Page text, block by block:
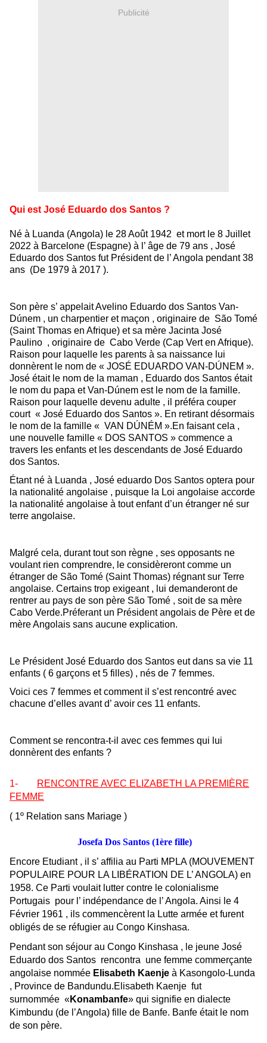
Publicité
Qui est José Eduardo dos Santos ?
Né à Luanda (Angola) le 28 Août 1942 et mort le 8 Juillet
2022 à Barcelone (Espagne) à l’ âge de 79 ans , José
Eduardo dos Santos fut Président de l’ Angola pendant 38
ans (De 1979 à 2017 ).
Son père s’ appelait Avelino Eduardo dos Santos Van-
Dúnem , un charpentier et maçon , originaire de São Tomé
(Saint Thomas en Afrique) et sa mère Jacinta José
Paulino , originaire de Cabo Verde (Cap Vert en Afrique).
Raison pour laquelle les parents à sa naissance lui
donnèrent le nom de « JOSÉ EDUARDO VAN-DÚNEM ».
José était le nom de la maman , Eduardo dos Santos était
le nom du papa et Van-Dúnem est le nom de la famille.
Raison pour laquelle devenu adulte , il préféra couper
court « José Eduardo dos Santos ». En retirant désormais
le nom de la famille « VAN DÚNÉM ».En faisant cela ,
une nouvelle famille « DOS SANTOS » commence a
travers les enfants et les descendants de José Eduardo
dos Santos.
Étant né à Luanda , José eduardo Dos Santos optera pour
la nationalité angolaise , puisque la Loi angolaise accorde
la nationalité angolaise à tout enfant d’un étranger né sur
terre angolaise.
Malgré cela, durant tout son règne , ses opposants ne
voulant rien comprendre, le considèreront comme un
étranger de São Tomé (Saint Thomas) régnant sur Terre
angolaise. Certains trop exigeant , lui demanderont de
rentrer au pays de son père São Tomé , soit de sa mère
Cabo Verde.Préferant un Président angolais de Père et de
mère Angolais sans aucune explication.
Le Président José Eduardo dos Santos eut dans sa vie 11
enfants ( 6 garçons et 5 filles) , nés de 7 femmes.
Voici ces 7 femmes et comment il s’est rencontré avec
chacune d’elles avant d’ avoir ces 11 enfants.
Comment se rencontra-t-il avec ces femmes qui lui
donnèrent des enfants ?
1-
RENCONTRE AVEC ELIZABETH LA PREMIÈRE
FEMME
( 1º Relation sans Mariage )
Josefa Dos Santos (1ère fille)
Encore Etudiant , il s’ affilia au Parti MPLA (MOUVEMENT
POPULAIRE POUR LA LIBÉRATION DE L’ ANGOLA) en
1958. Ce Parti voulait lutter contre le colonialisme
Portugais pour l’ indépendance de l’ Angola. Ainsi le 4
Février 1961 , ils commencèrent la Lutte armée et furent
obligés de se réfugier au Congo Kinshasa.
Pendant son séjour au Congo Kinshasa , le jeune José
Eduardo dos Santos rencontra une femme commerçante
angolaise nommée Elisabeth Kaenje à Kasongolo-Lunda
, Province de Bandundu.Elisabeth Kaenje fut
surnommée «Konambanfe» qui signifie en dialecte
Kimbundu (de l’Angola) fille de Banfe. Banfe était le nom
de son père.